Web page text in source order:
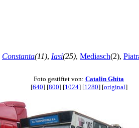
Constanta(11), Iasi(25), Mediasch(2),
Foto gestiftet von: Catalin Ghita
[640] [800] [1024] [1280] [original]